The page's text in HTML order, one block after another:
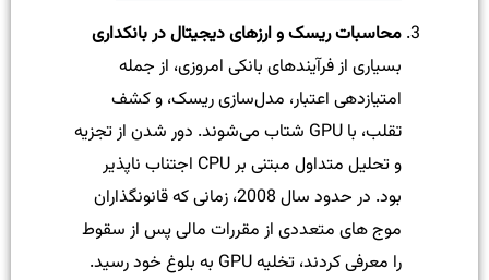
محاسبات ریسک و ارزهای دیجیتال در بانکداری
بسیاری از فرآیندهای بانکی امروزی، از جمله
امتیازدهی اعتبار، مدل‌سازی ریسک، و کشف
تقلب، با GPU شتاب می‌شوند. دور شدن از تجزیه
و تحلیل متداول مبتنی بر CPU اجتناب ناپذیر
بود. در حدود سال 2008، زمانی که قانونگذاران
موج های متعددی از مقررات مالی پس از سقوط
را معرفی کردند، تخلیه GPU به بلوغ خود رسید.